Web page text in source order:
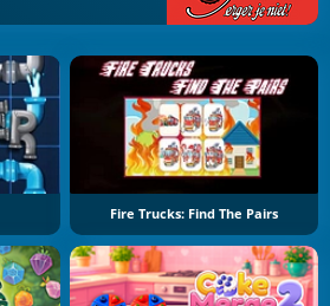
Fire Trucks: Find The Pairs